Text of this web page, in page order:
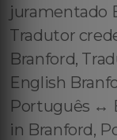
juramentado
Tradutor
Branford,
English
Português ↔️
in Branford,